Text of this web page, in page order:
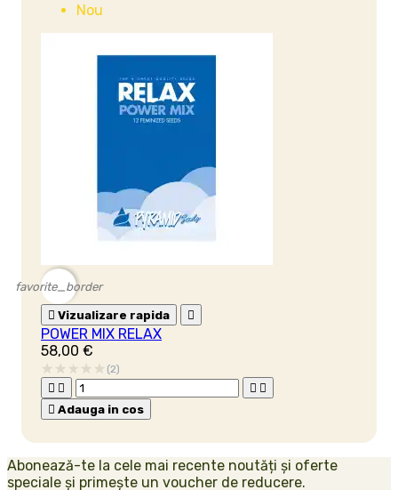
Nou
favorite_border
 Vizualizare rapida 
POWER MIX RELAX
58,00 €
(2)
   
 Adauga in cos
Abonează-te la cele mai recente noutăți și oferte
speciale și primește un voucher de reducere.